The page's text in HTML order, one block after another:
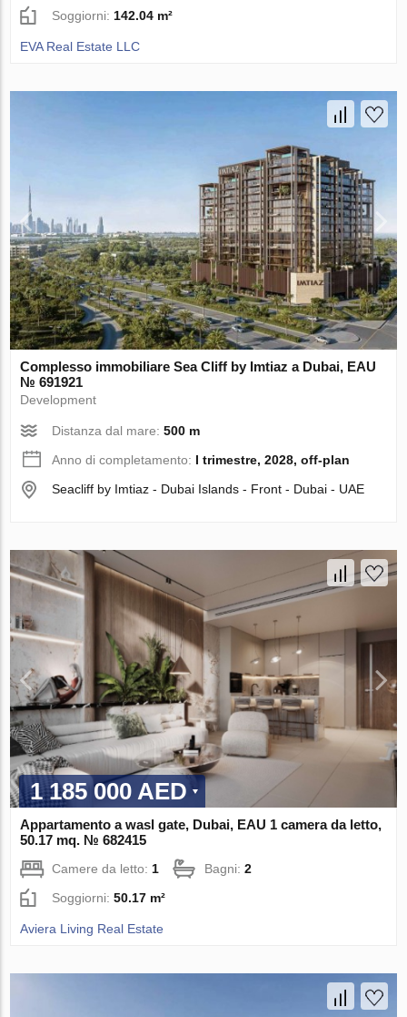
Soggiorni: 142.04 m²
EVA Real Estate LLC
Complesso immobiliare Sea Cliff by Imtiaz a Dubai, EAU
№ 691921
Development
Distanza dal mare:500 m
Anno di completamento: I trimestre, 2028, off-plan
Seacliff by Imtiaz - Dubai Islands - Front - Dubai - UAE
1 185 000 AED
Appartamento a wasl gate, Dubai, EAU 1 camera da letto,
50.17 mq. № 682415
Camere da letto:1 Bagni:2
Soggiorni:50.17 m²
Aviera Living Real Estate